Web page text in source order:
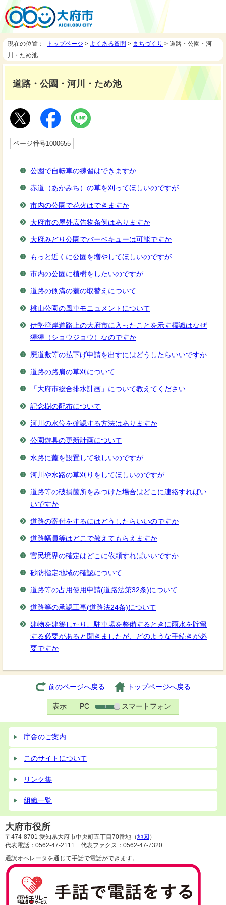
現在の位置： トップページ > よくある質問 > まちづくり > 道路・公園・河
川・ため池
道路・公園・河川・ため池
ページ番号1000655
公園で自転車の練習はできますか
赤道（あかみち）の草を刈ってほしいのですが
市内の公園で花火はできますか
大府市の屋外広告物条例はありますか
大府みどり公園でバーベキューは可能ですか
もっと近くに公園を増やしてほしいのですが
市内の公園に植樹をしたいのですが
道路の側溝の蓋の取替えについて
桃山公園の風車モニュメントについて
伊勢湾岸道路上の大府市に入ったことを示す標識はなぜ
猩猩（ショウジョウ）なのですか
廃道敷等の払下げ申請を出すにはどうしたらいいですか
道路の路肩の草刈について
「大府市総合排水計画」について教えてください
記念樹の配布について
河川の水位を確認する方法はありますか
公園遊具の更新計画について
水路に蓋を設置して欲しいのですが
河川や水路の草刈りをしてほしいのですが
道路等の破損箇所をみつけた場合はどこに連絡すればい
いですか
道路の寄付をするにはどうしたらいいのですか
道路幅員等はどこで教えてもらえますか
官民境界の確定はどこに依頼すればいいですか
砂防指定地域の確認について
道路等の占用使用申請(道路法第32条)について
道路等の承認工事(道路法24条)について
建物を建築したり、駐車場を整備するときに雨水を貯留
する必要があると聞きましたが、どのような手続きが必
要ですか
前のページへ戻る トップページへ戻る
表示 PC スマートフォン
庁舎のご案内
このサイトについて
リンク集
組織一覧
大府市役所
〒474-8701 愛知県大府市中央町五丁目70番地（地図 ）
代表電話：0562-47-2111 代表ファクス：0562-47-7320
通訳オペレータを通じて手話で電話ができます。